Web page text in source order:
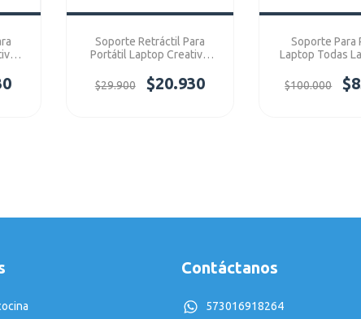
Soporte Retráctil Para
Portátil Laptop Creative
Laptop-Retráctil
$29.900 $20.930
Soporte Para
Laptop Todas
Ref:
$100.000
Contáctanos
573016918264